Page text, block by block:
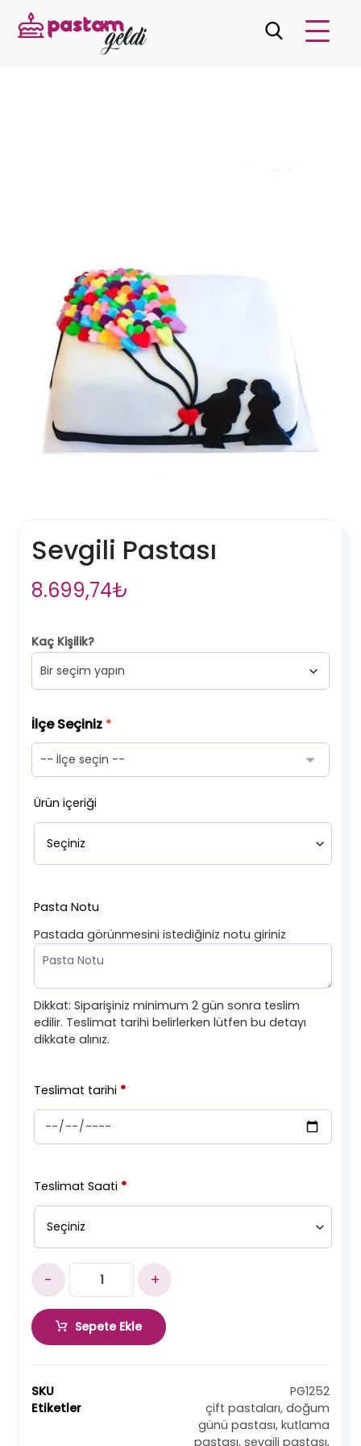
Sevgili Pastası
8.699,74₺
Kaç Kişilik?
İlçe Seçiniz *
Ürün içeriği
Pasta Notu
Pastada görünmesini istediğiniz notu giriniz
Dikkat: Siparişiniz minimum 2 gün sonra teslim
edilir. Teslimat tarihi belirlerken lütfen bu detayı
dikkate alınız.
Teslimat tarihi *
Teslimat Saati *
- +
Sepete Ekle
SKU
PG1252
Etiketler
çift pastaları, doğum
günü pastası, kutlama
pastası, sevgili pastası,